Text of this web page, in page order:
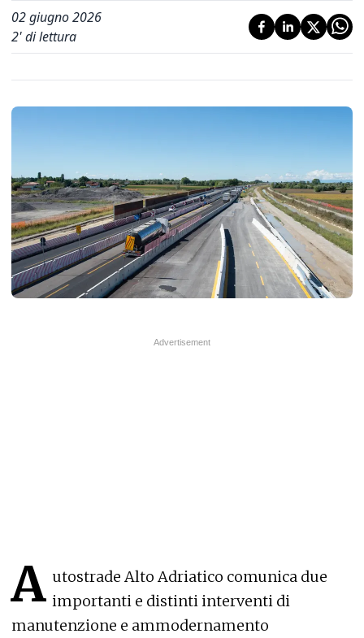
02 giugno 2026
2' di lettura
A utostrade Alto Adriatico comunica due
importanti e distinti interventi di
manutenzione e ammodernamento